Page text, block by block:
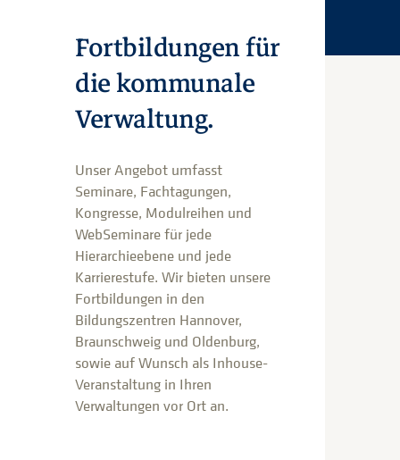
Fortbildungen für
die kommunale
Verwaltung.
Unser Angebot umfasst
Seminare, Fachtagungen,
Kongresse, Modulreihen und
WebSeminare für jede
Hierarchieebene und jede
Karrierestufe. Wir bieten unsere
Fortbildungen in den
Bildungszentren Hannover,
Braunschweig und Oldenburg,
sowie auf Wunsch als Inhouse-
Veranstaltung in Ihren
Verwaltungen vor Ort an.